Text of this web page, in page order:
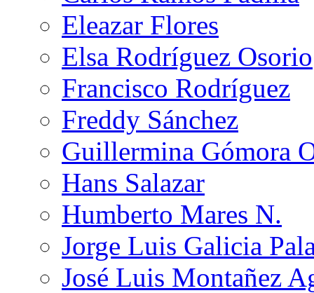
Eleazar Flores
Elsa Rodríguez Osorio
Francisco Rodríguez
Freddy Sánchez
Guillermina Gómora
Hans Salazar
Humberto Mares N.
Jorge Luis Galicia
José Luis Montañez